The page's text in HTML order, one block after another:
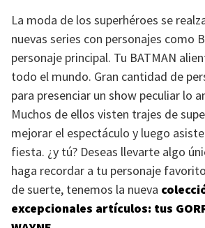
La moda de los superhéroes se
nuevas series con personajes como
personaje principal. Tu BATMAN
todo el mundo. Gran cantidad de
para presenciar un show peculiar lo
Muchos de ellos visten trajes de
mejorar el espectáculo y luego
fiesta. ¿y tú? Deseas llevarte algo
haga recordar a tu personaje
de suerte, tenemos la nueva
excepcionales artículos: tus